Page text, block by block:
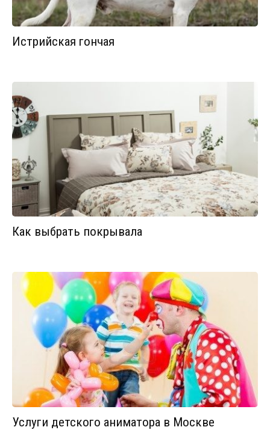
Истрийская гончая
Как выбрать покрывала
Услуги детского аниматора в Москве